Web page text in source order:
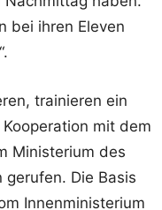
bei ihren Eleven
trainieren ein
mit dem
Ministerium des
Die Basis
Innenministerium